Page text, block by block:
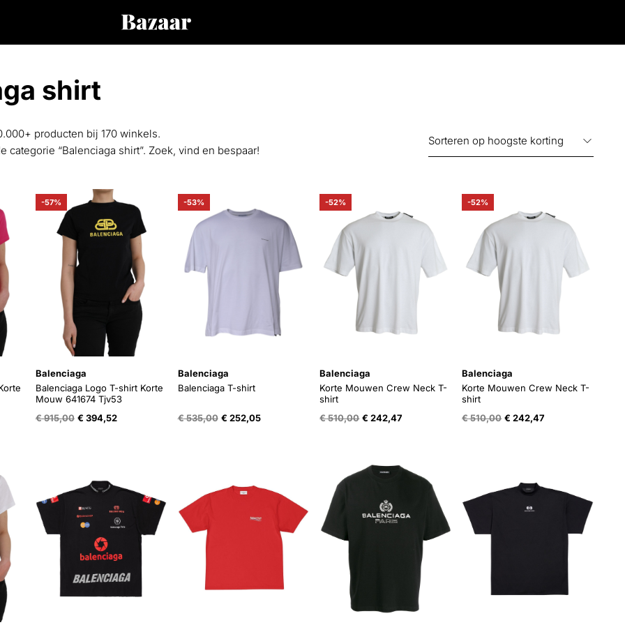
shirt
producten bij 170 winkels.
categorie “Balenciaga shirt”. Zoek, vind en bespaar!
-57%
Balenciaga
Balenciaga Logo T-shirt Korte
Mouw 641674 Tjv53
€915,00 Oorspronkelijke
€ 394,52Huidige
-53%
Balenciaga
Balenciaga T-shirt
€535,00 Oorspronkelijke
€ 252,05Huidige
-52%
Balenciaga
Korte Mouwen Crew Neck T-
shirt
€510,00 Oorspronkelijke
€ 242,47
-52%
Balenciaga
Korte Mouwen Crew Neck T-
shirt
€510,00 Oorspronkelijke
€ 242,47